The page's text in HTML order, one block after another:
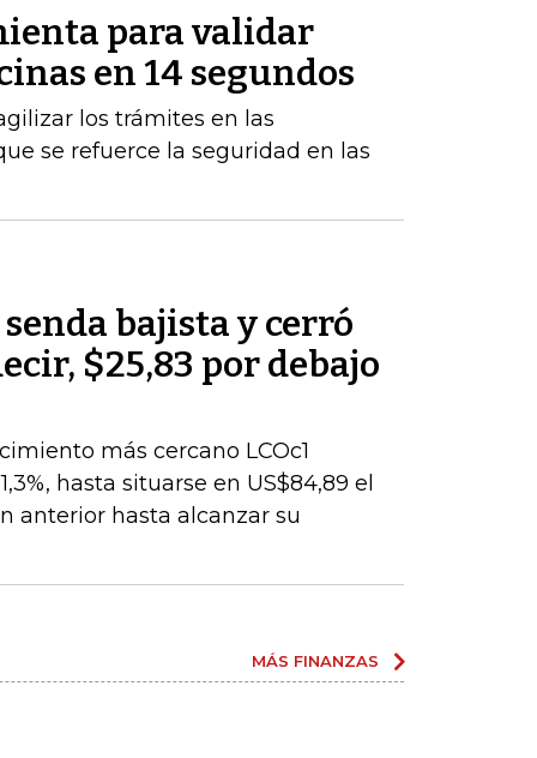
para validar
en 14 segundos
los trámites en las
se refuerce la seguridad en las
bajista y cerró
$25,83 por debajo
más cercano LCOc1
hasta situarse en US$84,89 el
anterior hasta alcanzar su
MÁS FINANZAS